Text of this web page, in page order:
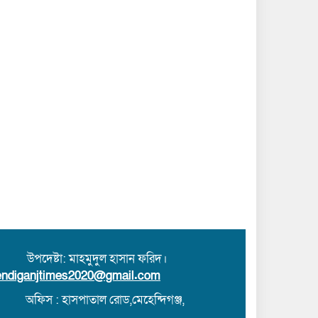
মাহমুদুল হাসান ফরিদ।
অফিস : হাসপাতাল রোড,মেহেন্দিগঞ্জ,